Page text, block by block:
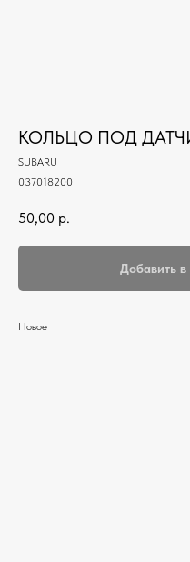
КОЛЬЦО ПОД
SUBARU
037018200
50,00 р.
Добавить в
Новое